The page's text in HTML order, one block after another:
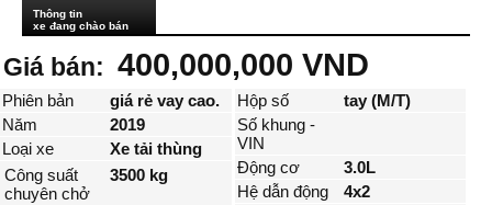
Thông tin
xe đang chào bán
Giá bán: 400,000,000 VND
Phiên bản
giá rẻ vay cao.
Năm
2019
Loại xe
Xe tải thùng
Công suất
chuyên chở
3500 kg
Hộp số
tay (M/T)
Số khung -
VIN
Động cơ
3.0L
Hệ dẫn động
4x2